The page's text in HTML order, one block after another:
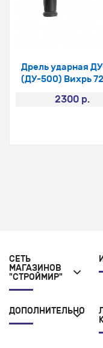
Дрель ударная
(ДУ-500) Вихрь
2300 р.
СЕТЬ
МАГАЗИНОВ
"СТРОЙМИР"
ДОПОЛНИТЕЛЬНО